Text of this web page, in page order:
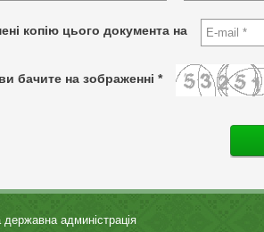
копію цього документа на
бачите на зображенні *
админістрація